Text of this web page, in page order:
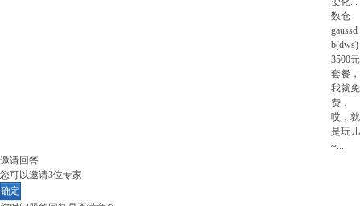
数仓
gaussd
b(dws)
3500元
套餐，
我就免
费，
哎，就
是玩儿
~...
邀请回答
您可以邀请3位专家
确定